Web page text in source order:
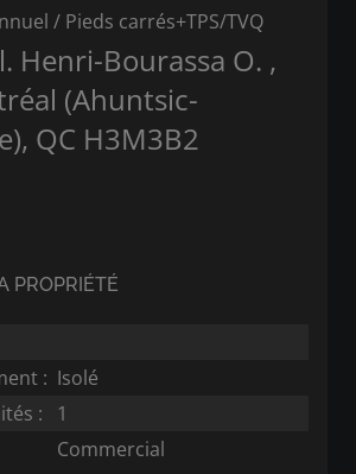
/ Pieds carrés+TPS/TVQ
Henri-Bourassa O. ,
(Ahuntsic-
QC H3M3B2
PROPRIÉTÉ
: Isolé
:
1
Commercial